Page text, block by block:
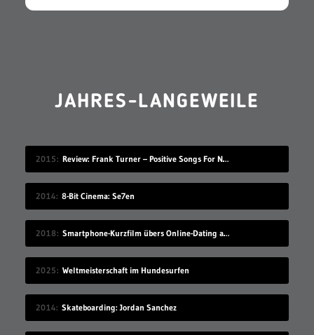
JAHRES-LANGEWEILE
2015 Review: Frank Turner – Positive Songs For Negative People
2014 8-Bit Cinema: Se7en
2018 Smartphone-Kurzfilm übers Online-Dating auf Zugreise
2025 Weltmeisterschaft im Hundesurfen
2014 Skateboarding: Jordan Sanchez